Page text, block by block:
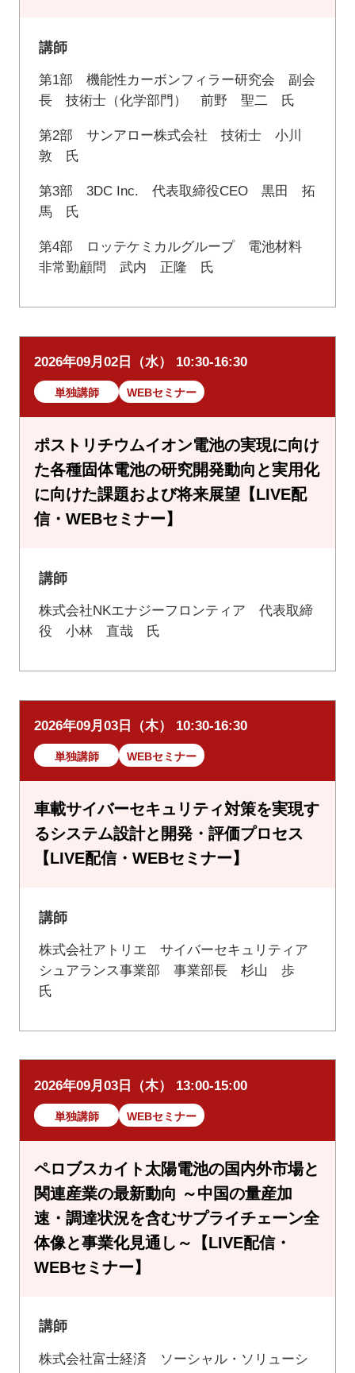
講師
第1部 機能性カーボンフィラー研究会 副会
長 技術士（化学部門） 前野 聖二 氏
第2部 サンアロー株式会社 技術士 小川
敦 氏
第3部 3DC Inc. 代表取締役CEO 黒田 拓
馬 氏
第4部 ロッテケミカルグループ 電池材料
非常勤顧問 武内 正隆 氏
2026年09月02日（水） 10:30-16:30
単独講師 WEBセミナー
ポストリチウムイオン電池の実現に向け
た各種固体電池の研究開発動向と実用化
に向けた課題および将来展望【LIVE配
信・WEBセミナー】
講師
株式会社NKエナジーフロンティア 代表取締
役 小林 直哉 氏
2026年09月03日（木） 10:30-16:30
単独講師 WEBセミナー
車載サイバーセキュリティ対策を実現す
るシステム設計と開発・評価プロセス
【LIVE配信・WEBセミナー】
講師
株式会社アトリエ サイバーセキュリティア
シュアランス事業部 事業部長 杉山 歩
氏
2026年09月03日（木） 13:00-15:00
単独講師 WEBセミナー
ペロブスカイト太陽電池の国内外市場と
関連産業の最新動向 ～中国の量産加
速・調達状況を含むサプライチェーン全
体像と事業化見通し～【LIVE配信・
WEBセミナー】
講師
株式会社富士経済 ソーシャル・ソリューシ